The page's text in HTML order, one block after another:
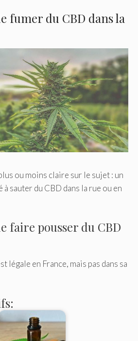
fumer du CBD dans la
ou moins claire sur le sujet : un
sauter du CBD dans la rue ou en
faire pousser du CBD
légale en France, mais pas dans sa